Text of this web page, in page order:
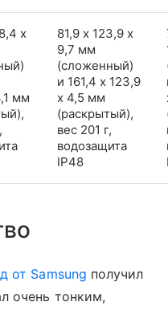
х
мм
81,9 х 123,9 х
9,7 мм
(сложенный)
и 161,4 x 123,9
x 4,5 мм
(раскрытый),
вес 201 г,
водозащита
IP48
от Samsung получил
очень тонким,